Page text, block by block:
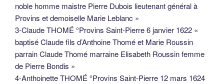
noble homme maistre Pierre Dubois lieutenant général à
Provins et demoiselle Marie Leblanc »
3-Claude THOMÉ °Provins Saint-Pierre 6 janvier 1622 «
baptisé Claude fils d’Anthoine Thomé et Marie Roussin
parrain Claude Thomé marraine Elisabeth Roussin femme
de Pierre Bondis »
4-Anthoinette THOMÉ °Provins Saint-Pierre 12 mars 1624